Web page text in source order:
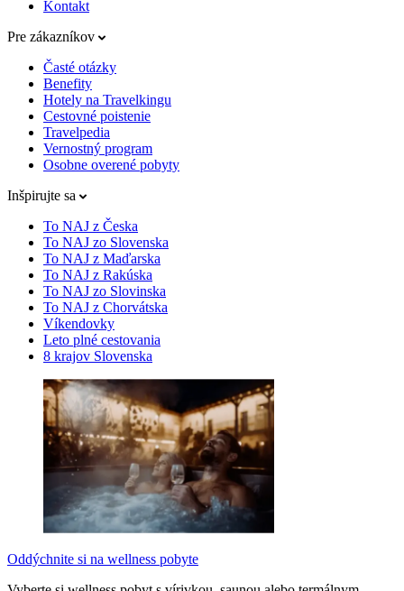
Kontakt
Pre zákazníkov
Časté otázky
Benefity
Hotely na Travelkingu
Cestovné poistenie
Travelpedia
Vernostný program
Osobne overené pobyty
Inšpirujte sa
To NAJ z Česka
To NAJ zo Slovenska
To NAJ z Maďarska
To NAJ z Rakúska
To NAJ zo Slovinska
To NAJ z Chorvátska
Víkendovky
Leto plné cestovania
8 krajov Slovenska
Oddýchnite si na wellness pobyte